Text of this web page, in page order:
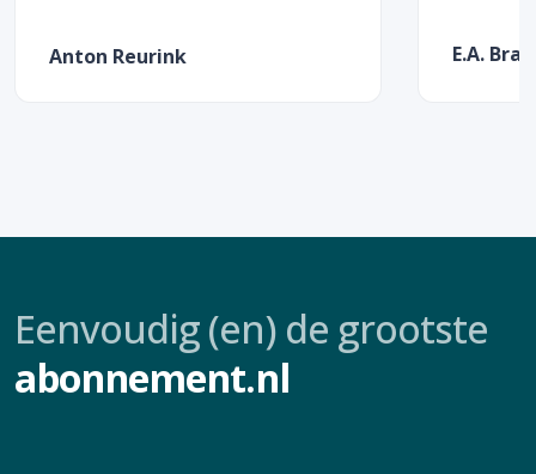
Anton Reurink E.A.
Eenvoudig (en) de grootste
abonnement.nl